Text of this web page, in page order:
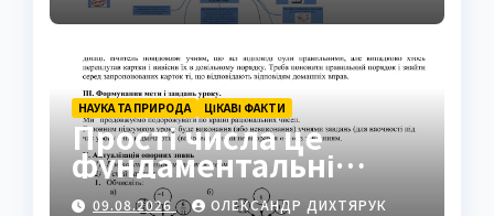
НАУКА ТА ПРИРОДА ЦІКАВІ ФАКТИ
Прості числа це
фундаментальні
«атоми» математики
09.08.2026
ОЛЕКСАНДР ДИХТЯРУК